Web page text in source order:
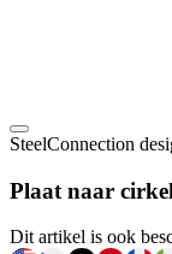
SteelConnection
Plaat naar
Dit artikel is ook